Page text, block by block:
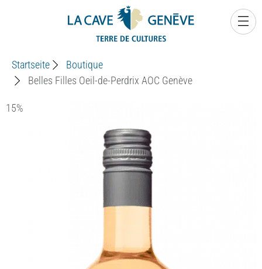
Startseite
Boutique
Belles Filles Oeil-de-Perdrix AOC Genève
15%